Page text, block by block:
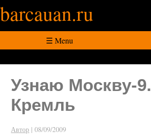
barcauan.ru
☰ Menu
Узнаю Москву-9.
Кремль
Автор |08/09/2009